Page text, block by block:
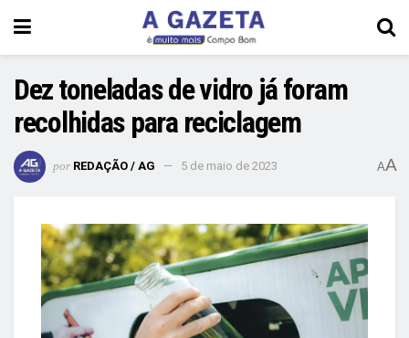
Dez toneladas de vidro já foram
recolhidas para reciclagem
por REDAÇÃO / AG 5 de maio de 2023 AA